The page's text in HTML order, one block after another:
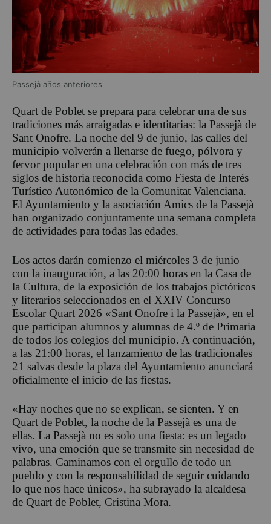
Passejà años anteriores
Quart de Poblet se prepara para celebrar una de sus
tradiciones más arraigadas e identitarias: la Passejà de
Sant Onofre. La noche del 9 de junio, las calles del
municipio volverán a llenarse de fuego, pólvora y
fervor popular en una celebración con más de tres
siglos de historia reconocida como Fiesta de Interés
Turístico Autonómico de la Comunitat Valenciana.
El Ayuntamiento y la asociación Amics de la Passejà
han organizado conjuntamente una semana completa
de actividades para todas las edades.
Los actos darán comienzo el miércoles 3 de junio
con la inauguración, a las 20:00 horas en la Casa de
la Cultura, de la exposición de los trabajos pictóricos
y literarios seleccionados en el XXIV Concurso
Escolar Quart 2026 «Sant Onofre i la Passejà», en el
que participan alumnos y alumnas de 4.º de Primaria
de todos los colegios del municipio. A continuación,
a las 21:00 horas, el lanzamiento de las tradicionales
21 salvas desde la plaza del Ayuntamiento anunciará
oficialmente el inicio de las fiestas.
«Hay noches que no se explican, se sienten. Y en
Quart de Poblet, la noche de la Passejà es una de
ellas. La Passejà no es solo una fiesta: es un legado
vivo, una emoción que se transmite sin necesidad de
palabras. Caminamos con el orgullo de todo un
pueblo y con la responsabilidad de seguir cuidando
lo que nos hace únicos», ha subrayado la alcaldesa
de Quart de Poblet, Cristina Mora.